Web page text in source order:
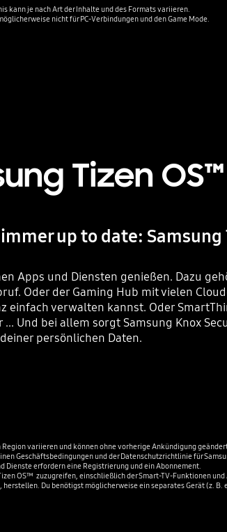
kann je nach Art der Inhalte und des Formats variieren.
nicht für PC-Verbindungen und den Game Mode.
Tizen OS™
up to date: Samsung
Apps und Diensten genießen. Dazu
Oder der Gaming Hub mit vielen
verwalten kannst. Oder
Und bei allem sorgt Samsung Knox
deiner persönlichen Daten.
Region variieren und können ohne vorherige Ankündigung
Geschäftsbedingungen und der Datenschutzrichtlinie für
Dienste erfordern eine Registrierung und ein Abonnement.
OS™  zuzugreifen, einschließlich der Smart-TV-Funktionen
Du benötigst möglicherweise ein separates Gerät (z.